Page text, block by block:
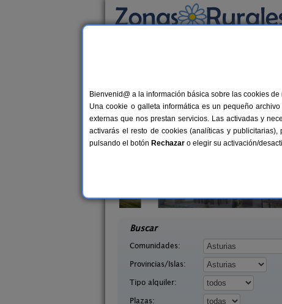
Casas Rurales cerca
18 €
Buscar
Comunidades:
Provincias/Islas:
Tipo alquiler:
Plazas:
Bienvenid@ a la información básica sobre las cookies
Una cookie o galleta informática es un pequeño
externas que nos prestan servicios. Las activadas y
activarás el resto de cookies (analíticas y
pulsando el botón Rechazar o elegir su activación/